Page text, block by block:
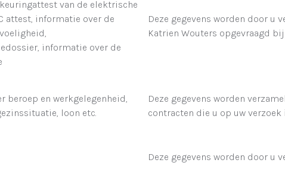
van de elektrische
attest, informatie over de
informatie over de
Deze gegevens worden door u
Katrien Wouters opgevraagd
beroep en werkgelegenheid,
loon etc.
Deze gegevens worden
contracten die u op uw verzoek
Deze gegevens worden door u